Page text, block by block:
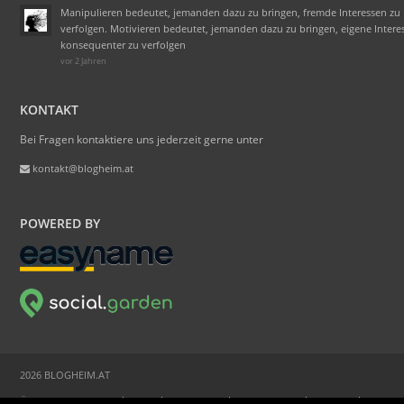
Manipulieren bedeutet, jemanden dazu zu bringen, fremde Interessen zu
verfolgen. Motivieren bedeutet, jemanden dazu zu bringen, eigene
konsequenter zu verfolgen
vor 2 Jahren
KONTAKT
Bei Fragen kontaktiere uns jederzeit gerne unter
kontakt@blogheim.at
POWERED BY
2026 BLOGHEIM.AT
ÜBER BLOGHEIM.AT
FAQ WERBUNG STATISTIKEN PRESSE